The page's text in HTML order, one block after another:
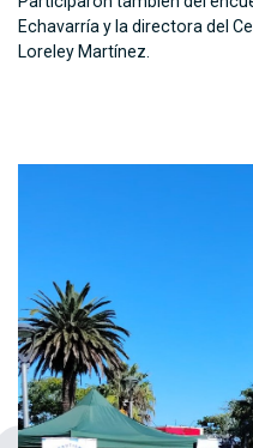
Echavarría y la directora del
Loreley Martínez.